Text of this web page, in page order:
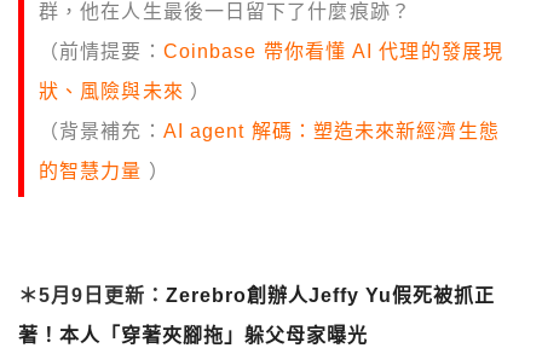
群，他在人生最後一日留下了什麼痕跡？
（前情提要： Coinbase 帶你看懂 AI 代理的發展現
狀、風險與未來 ）
（背景補充： AI agent 解碼：塑造未來新經濟生態
的智慧力量 ）
＊5月9日更新： Zerebro創辦人Jeffy Yu假死被抓正
著！本人「穿著夾腳拖」躲父母家曝光